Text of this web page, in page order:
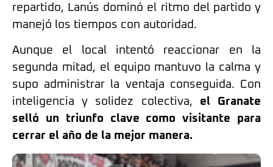
repartido, Lanús dominó el ritmo del partido y
manejó los tiempos con autoridad.
Aunque el local intentó reaccionar en la
segunda mitad, el equipo mantuvo la calma y
supo administrar la ventaja conseguida. Con
inteligencia y solidez colectiva, el Granate
selló un triunfo clave como visitante para
cerrar el año de la mejor manera.